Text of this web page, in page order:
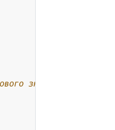
значения